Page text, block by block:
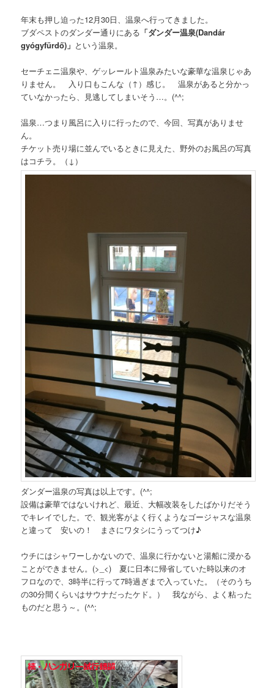
年末も押し迫った12月30日、温泉へ行ってきました。
ブダペストのダンダー通りにある 「ダンダー温泉(Dandár
gyógyfürdő)」 という温泉。
セーチェニ温泉や、ゲッレールト温泉みたいな豪華な温泉じゃあ
りません。 入り口もこんな（↑）感じ。 温泉があると分かっ
ていなかったら、見逃してしまいそう…。(^^;
温泉…つまり風呂に入りに行ったので、今回、写真がありませ
ん。
チケット売り場に並んでいるときに見えた、野外のお風呂の写真
はコチラ。（↓）
ダンダー温泉の写真は以上です。(^^;
設備は豪華ではないけれど、最近、大幅改装をしたばかりだそう
でキレイでした。で、観光客がよく行くようなゴージャスな温泉
と違って 安いの！ まさにワタシにうってつけ♪
ウチにはシャワーしかないので、温泉に行かないと湯船に浸かる
ことができません。(>_<) 夏に日本に帰省していた時以来のオ
フロなので、3時半に行って7時過ぎまで入っていた。（そのうち
の30分間くらいはサウナだったケド。） 我ながら、よく粘った
ものだと思う～。(^^;